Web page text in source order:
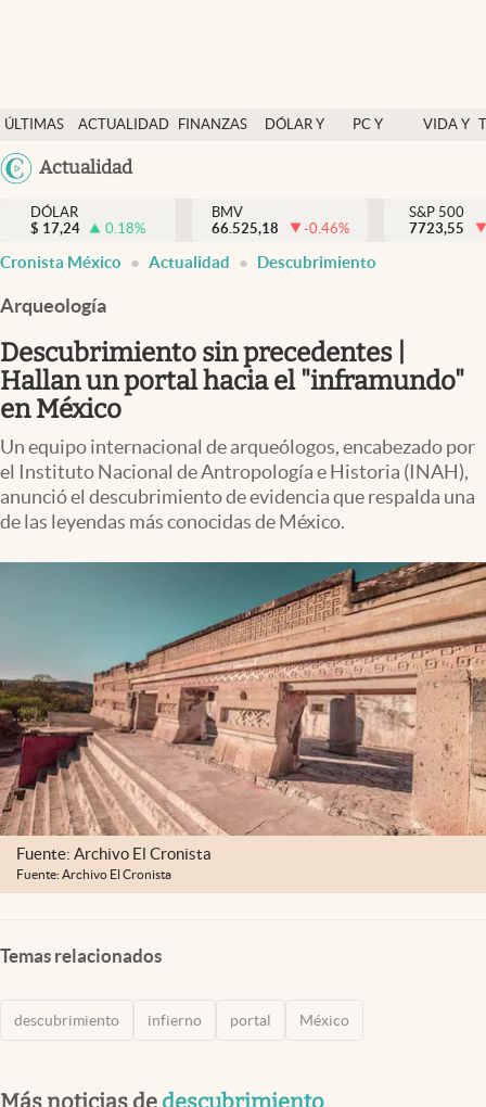
ÚLTIMAS
NOTICIAS
ACTUALIDAD
FINANZAS
DÓLAR Y
PC Y
VIDA Y
México
Actualidad
Actualidad
Finanzas y economía
Dólar y mercados
Pc y celular
Vida y estilo
Tv
Clima
DÓLAR
$ 17,24 0.18%
BMV
66.525,18
-0.46%
S&P 500
7723,55
Cronista México Actualidad Descubrimiento
Arqueología
Descubrimiento sin precedentes |
Hallan un portal hacia el "inframundo"
en México
Un equipo internacional de arqueólogos, encabezado por
el Instituto Nacional de Antropología e Historia (INAH),
anunció el descubrimiento de evidencia que respalda una
de las leyendas más conocidas de México.
Fuente: Archivo El Cronista
Fuente: Archivo El Cronista
Temas relacionados
descubrimiento infierno portal México
Más noticias de descubrimiento